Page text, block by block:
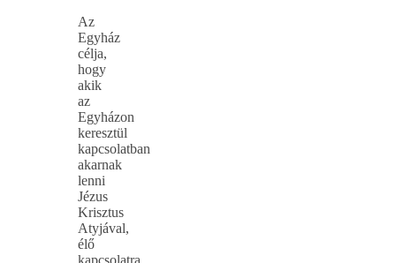
Az
Egyház
célja,
hogy
akik
az
Egyházon
keresztül
kapcsolatban
akarnak
lenni
Jézus
Krisztus
Atyjával,
élő
kapcsolatra